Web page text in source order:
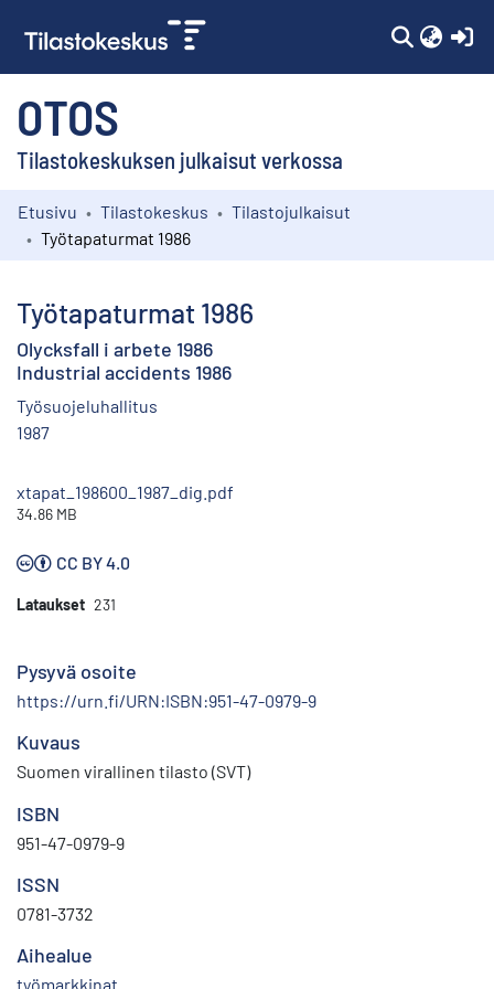
OTOS
Tilastokeskuksen julkaisut verkossa
Kokoelmat
Etusivu Tilastokeskus
Tilastojulkaisut
Työtapaturmat 1986
Työtapaturmat 1986
Olycksfall i arbete 1986
Industrial accidents 1986
Työsuojeluhallitus
1987
xtapat_198600_1987_dig.pdf
34.86 MB
CC BY 4.0
Lataukset 231
Pysyvä osoite
https://urn.fi/URN:ISBN:951-47-0979-9
Kuvaus
Suomen virallinen tilasto (SVT)
ISBN
951-47-0979-9
ISSN
0781-3732
Aihealue
työmarkkinat